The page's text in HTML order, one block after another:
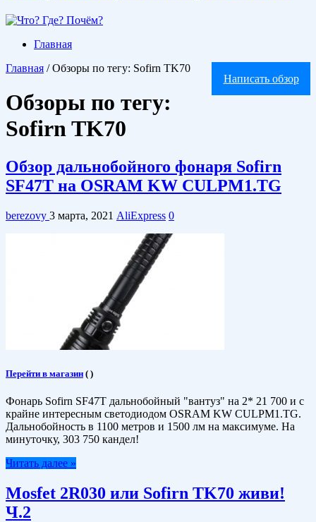
Главная
Написать обзор
Главная / Обзоры по тегу: Sofirn TK70
Обзоры по тегу:
Sofirn TK70
Обзор дальнобойного фонаря Sofirn
SF47T на OSRAM KW CULPM1.TG
berezovy 3 марта, 2021 AliExpress 0
Перейти в магазин ( )
Фонарь Sofirn SF47T дальнобойный "вантуз" на 2* 21 700 и с
крайне интересным светодиодом OSRAM KW CULPM1.TG.
Дальнобойность в 1100 метров и 1500 лм на максимуме. На
минуточку, 303 750 кандел!
Читать далее »
Mosfet 2R030 или Sofirn TK70 живи!
Ч.2